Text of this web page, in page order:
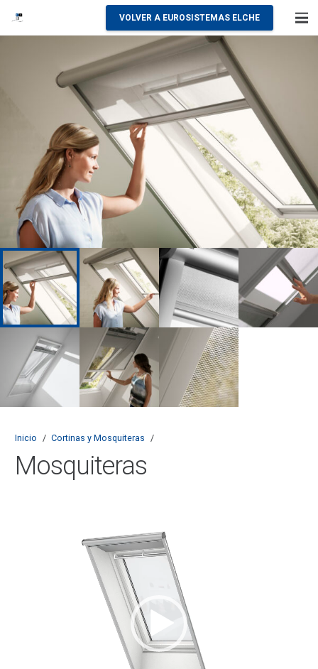
VOLVER A EUROSISTEMAS ELCHE
Inicio / Cortinas y Mosquiteras /
Mosquiteras